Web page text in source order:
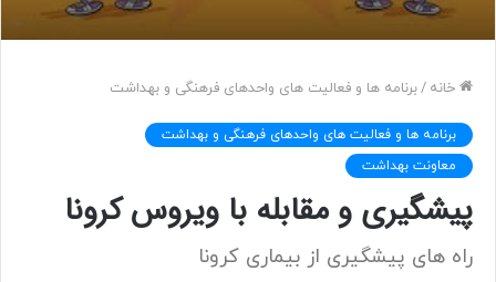
خانه /برنامه ها و فعالیت های واحدهای فرهنگی و بهداشت
برنامه ها و فعالیت های واحدهای فرهنگی و بهداشت
معاونت بهداشت
پیشگیری و مقابله با ویروس کرونا
راه های پیشگیری از بیماری کرونا